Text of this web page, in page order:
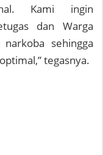
Kami ingin
dan Warga
sehingga
tegasnya.